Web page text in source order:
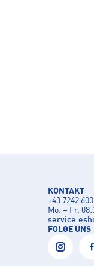
KONTAKT
+43 7242
Mo. – Fr.
FOLGE UNS